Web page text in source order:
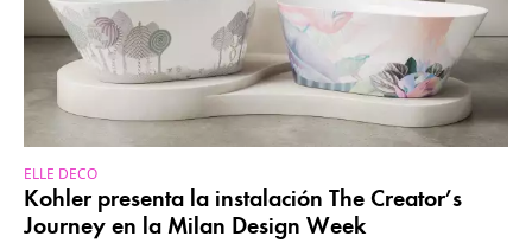
ELLE DECO
Kohler presenta la instalación The Creator’s
Journey en la Milan Design Week